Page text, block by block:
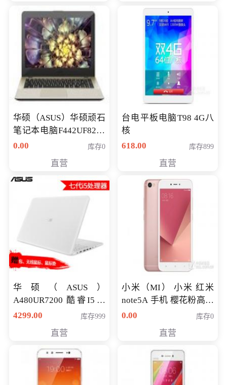
华硕（ASUS）华硕顽石
笔记本电脑F442UF8250
八代独显轻薄办公商务
0.00 库存0
直营
台电平板电脑T98 4G八
核
618.00
库存899
直营
华硕（ASUS）
A480UR7200 酷睿I5超
薄学生办公游戏独显笔
NV930-2G独
4299.00 库存999
直营
小米（MI） 小米 红米
note5A 手机 樱花粉高配
版 全网通(3G+32G)
0.00 库存0
直营